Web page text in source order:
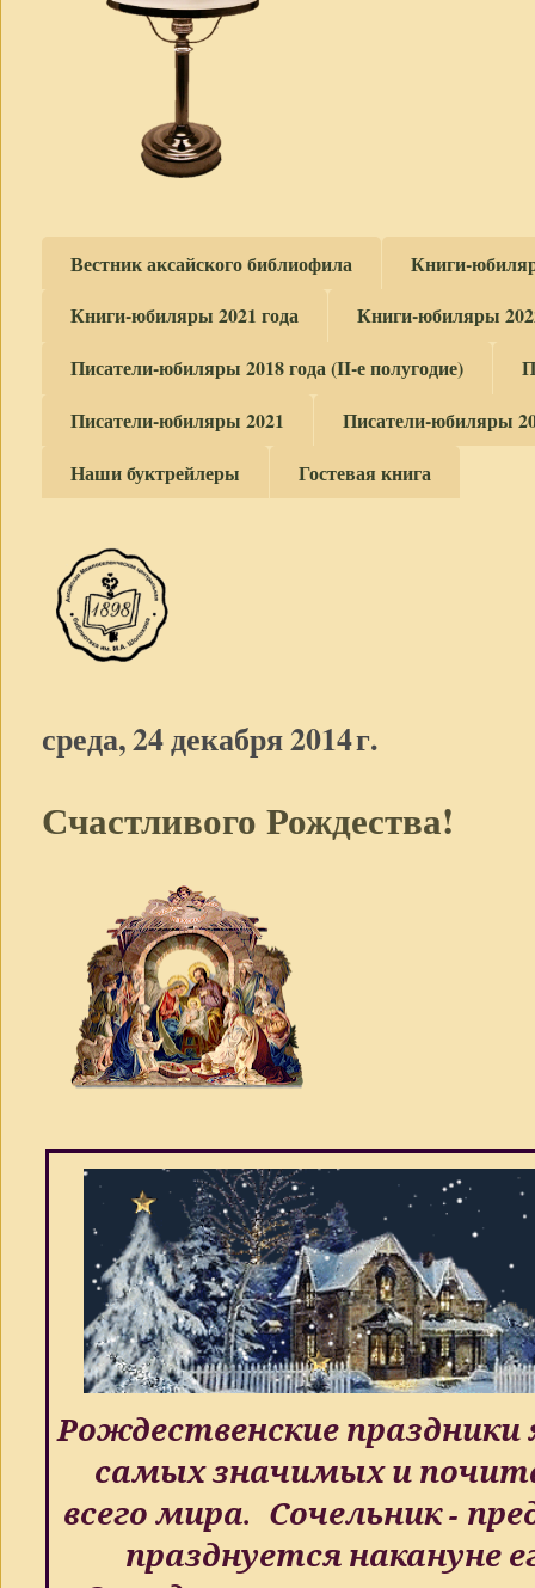
Вестник аксайского библиофила
Книги-
Книги-юбиляры 2021 года
Книги-юбиляры
Писатели-юбиляры 2018 года (II-е полугодие)
Писатели-юбиляры 2021
Писатели-юбиляры
Наши буктрейлеры
Гостевая книга
среда, 24 декабря 2014 г.
Счастливого Рождества!
Рождественские
самых значимых и
всего мира. Сочельник -
празднуется накануне